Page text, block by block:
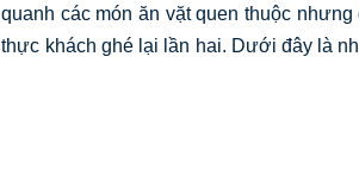
các món ăn vặt quen thuộc
khách ghé lại lần hai. Dưới đây là